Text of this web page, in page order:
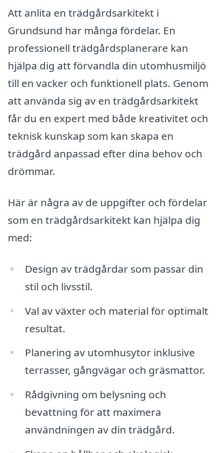
Att anlita en trädgårdsarkitekt i
Grundsund har många fördelar. En
professionell trädgårdsplanerare kan
hjälpa dig att förvandla din utomhusmiljö
till en vacker och funktionell plats. Genom
att använda sig av en trädgårdsarkitekt
får du en expert med både kreativitet och
teknisk kunskap som kan skapa en
trädgård anpassad efter dina behov och
drömmar.
Här är några av de uppgifter och fördelar
som en trädgårdsarkitekt kan hjälpa dig
med:
Design av trädgårdar som passar din
stil och livsstil.
Val av växter och material för optimalt
resultat.
Planering av utomhusytor inklusive
terrasser, gångvägar och gräsmattor.
Rådgivning om belysning och
bevattning för att maximera
användningen av din trädgård.